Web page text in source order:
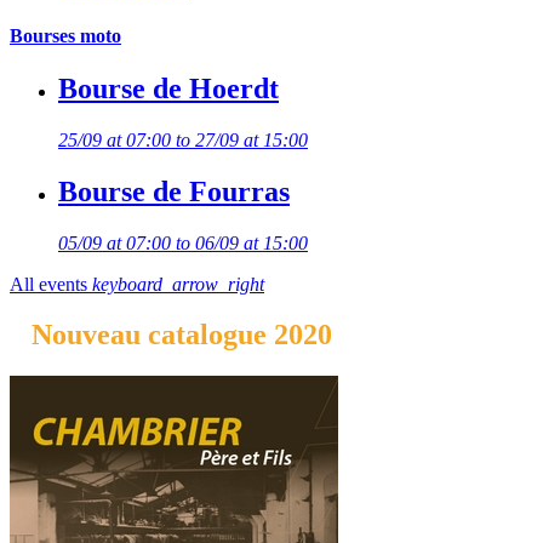
Bourses moto
Bourse de Hoerdt
25/09 at 07:00 to 27/09 at 15:00
Bourse de Fourras
05/09 at 07:00 to 06/09 at 15:00
All events keyboard_arrow_right
Nouveau catalogue 2020